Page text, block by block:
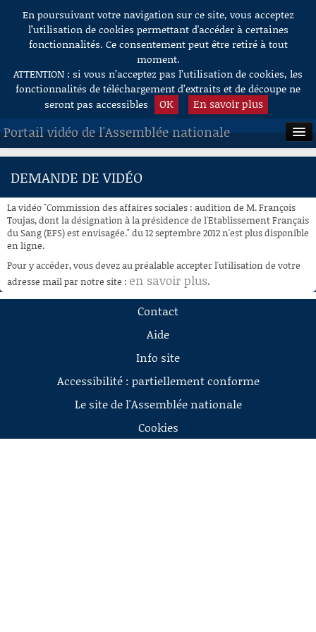
Aller au contenu
En poursuivant votre navigation sur ce site, vous acceptez
l’utilisation de cookies permettant d'accéder à certaines
fonctionnalités. Ce consentement peut être retiré à tout
moment.
ATTENTION : si vous n’acceptez pas l’utilisation de cookies, les
fonctionnalités de téléchargement d’extraits et de découpe ne
seront pas accessibles
OK En savoir plus
Portail vidéo de l'Assemblée nationale
ACCUEIL
À LA DEMANDE
RECHERCHE
AIDE À LA DÉCOUPE
DE VIDÉOS
DEMANDE DE VIDÉO
La vidéo "Commission des affaires sociales : audition de M. François
Toujas, dont la désignation à la présidence de l'Etablissement Français
du Sang (EFS) est envisagée." du 12 septembre 2012 n'est plus disponible
en ligne.
Pour y accéder, vous devez au préalable accepter l'utilisation de votre
adresse mail par notre site : en savoir plus.
Contact
Aide
Info site
Accessibilité : partiellement conforme
Le site de l'Assemblée nationale
Cookies